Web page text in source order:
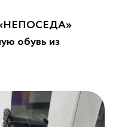
«НЕПОСЕДА»
обувь из